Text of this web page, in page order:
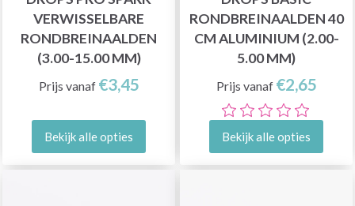
VERWISSELBARE
RONDBREINAALDEN
(3.00-15.00 MM)
Prijs vanaf €3,45
Bekijk alle opties
RONDBREINAALDEN 40
CM ALUMINIUM (2.00-
5.00 MM)
Prijs vanaf €2,65
Bekijk alle opties